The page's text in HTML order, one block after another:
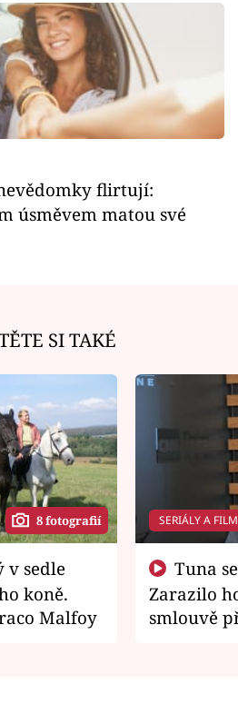
flirtují:
úsměvem matou své
SI TAKÉ
8 fotografií
koně.
Malfoy
SERIÁLY A
Zarazilo
smlouvě